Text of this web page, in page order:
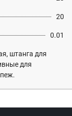
20
0.01
штанга для
для